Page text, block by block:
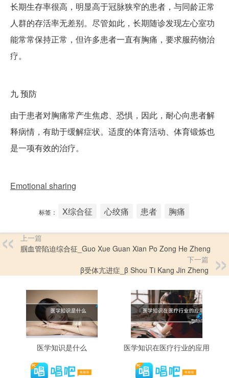
长期生存率很高，明显高于冠脉狭窄的患者，与同龄正常
人群的存活率无差别。尽管如此，长期随诊发现左心室功
能常常保持正常，但许多患者一直有胸痛，要求服药物治
疗。
九预防
由于患者对胸痛常产生焦虑、恐惧，因此，耐心向患者解
释病情，有助于缓解症状。适度的体育活动、体育锻炼也
是一项有效的治疗。
Emotional sharing
标签： X综合征 心绞痛 患者 胸痛
上一篇
腘血管陷迫综合征_Guo Xue Guan Xian Po Zong He Zheng
下一篇
β受体亢进症_β Shou Ti Kang Jin Zheng
医学知识是什么 医学知识在医疗行业的应用